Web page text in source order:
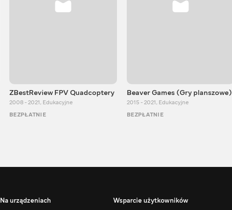
ZBestReview FPV Quadcoptery
2008 - 2021, Edukacyjne
BEZPŁATNIE
Beaver Games (Gry planszowe)
2015 - 2021, Edukacyjne
BEZPŁATNIE
Na urządzeniach Wsparcie użytkowników